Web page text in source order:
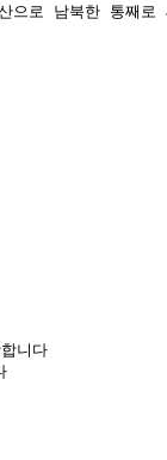
으로 남북한 통째
니다